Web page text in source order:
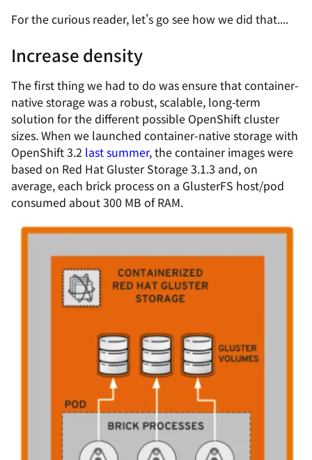
For the curious reader, let's go see how we did that....
Increase density
The first thing we had to do was ensure that container-
native storage was a robust, scalable, long-term
solution for the different possible OpenShift cluster
sizes. When we launched container-native storage with
OpenShift 3.2 last summer,the container images were
based on Red Hat Gluster Storage 3.1.3 and, on
average, each brick process on a GlusterFS host/pod
consumed about 300 MB of RAM.